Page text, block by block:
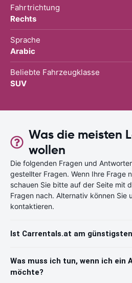
Fahrtrichtung
Rechts
Sprache
Arabic
Beliebte Fahrzeugklasse
SUV
Was die meisten
wollen
Die folgenden Fragen und
gestellter Fragen. Wenn Ihre Frage
schauen Sie bitte auf der Seite mit
Fragen nach. Alternativ können Sie
kontaktieren.
Ist Carrentals.at am
Was muss ich tun, wenn ich ein
möchte?